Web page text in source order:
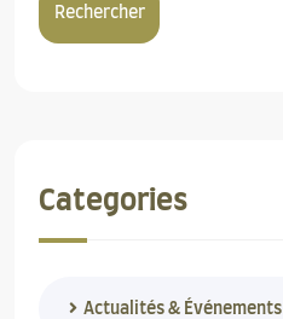
Rechercher
Categories
Actualités & Événements